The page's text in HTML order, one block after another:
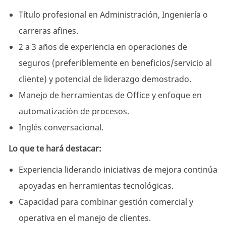
Título profesional en Administración, Ingeniería o
carreras afines.
2 a 3 años de experiencia en operaciones de
seguros (preferiblemente en beneficios/servicio al
cliente) y potencial de liderazgo demostrado.
Manejo de herramientas de Office y enfoque en
automatización de procesos.
Inglés conversacional.
Lo que te hará destacar:
Experiencia liderando iniciativas de mejora continúa
apoyadas en herramientas tecnológicas.
Capacidad para combinar gestión comercial y
operativa en el manejo de clientes.